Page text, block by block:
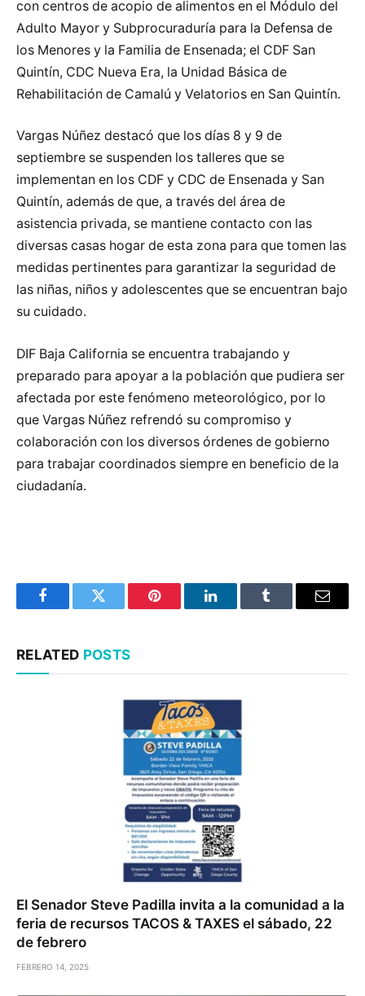
con centros de acopio de alimentos en el Módulo del
Adulto Mayor y Subprocuraduría para la Defensa de
los Menores y la Familia de Ensenada; el CDF San
Quintín, CDC Nueva Era, la Unidad Básica de
Rehabilitación de Camalú y Velatorios en San Quintín.
Vargas Núñez destacó que los días 8 y 9 de
septiembre se suspenden los talleres que se
implementan en los CDF y CDC de Ensenada y San
Quintín, además de que, a través del área de
asistencia privada, se mantiene contacto con las
diversas casas hogar de esta zona para que tomen las
medidas pertinentes para garantizar la seguridad de
las niñas, niños y adolescentes que se encuentran bajo
su cuidado.
DIF Baja California se encuentra trabajando y
preparado para apoyar a la población que pudiera ser
afectada por este fenómeno meteorológico, por lo
que Vargas Núñez refrendó su compromiso y
colaboración con los diversos órdenes de gobierno
para trabajar coordinados siempre en beneficio de la
ciudadanía.
FacebookTwitter Pinterest LinkedInTumblr Email
RELATED POSTS
El Senador Steve Padilla invita a la comunidad a la
feria de recursos TACOS & TAXES el sábado, 22
de febrero
FEBRERO 14, 2025